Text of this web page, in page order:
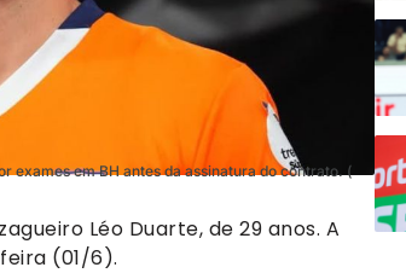
exames em BH antes da assinatura do contrato. (
Léo Duarte, de 29 anos. A
(01/6).